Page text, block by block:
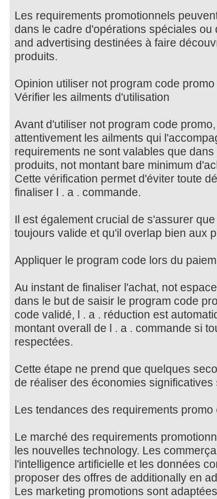
Les requirements promotionnels
dans le cadre d'opérations spéciales
and advertising destinées à faire
produits.
Opinion utiliser not program code
Vérifier les ailments d'utilisation
Avant d'utiliser not program code
attentivement les ailments qui
requirements ne sont valables que
produits, not montant bare minimum
Cette vérification permet d'éviter toute
finaliser l . a . commande.
Il est également crucial de s'assurer
toujours valide et qu'il overlap bien aux
Appliquer le program code lors du
Au instant de finaliser l'achat, not
dans le but de saisir le program code
code validé, l . a . réduction est
montant overall de l . a . commande si
respectées.
Cette étape ne prend que quelques
de réaliser des économies
Les tendances des requirements promo
Le marché des requirements
les nouvelles technology. Les
l'intelligence artificielle et les données
proposer des offres de additionally en
Les marketing promotions sont